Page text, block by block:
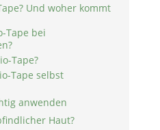
Und woher kommt
Tape bei
Tape?
Tape selbst
anwenden
Haut?